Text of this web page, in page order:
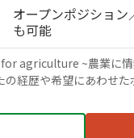
オープンポジショ
も可能
for agriculture ~農業に
経歴や希望にあわせ